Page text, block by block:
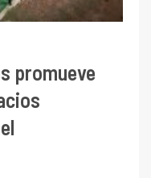
promueve